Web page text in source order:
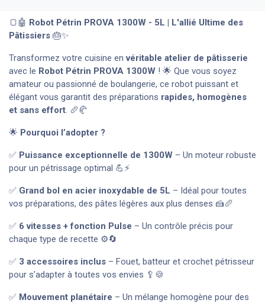
🍞🤖 Robot Pétrin PROVA 1300W - 5L | L'allié Ultime des
Pâtissiers 🎂✨
Transformez votre cuisine envéritable atelier de pâtisserie
avec le Robot Pétrin PROVA 1300W ! 🌟 Que vous soyez
amateur ou passionné de boulangerie, ce robot puissant et
élégant vous garantit des préparations rapides, homogènes
et sans effort. 🥖🥐
🌟 Pourquoi l’adopter ?
✅ Puissance exceptionnelle de 1300W – Un moteur robuste
pour un pétrissage optimal 💪⚡
✅ Grand bol en acier inoxydable de 5L – Idéal pour toutes
vos préparations, des pâtes légères aux plus denses 🍰🥖
✅ 6 vitesses + fonction Pulse – Un contrôle précis pour
chaque type de recette ⚙️🔄
✅ 3 accessoires inclus – Fouet, batteur et crochet pétrisseur
pour s’adapter à toutes vos envies 🥄🍪
✅ Mouvement planétaire – Un mélange homogène pour des